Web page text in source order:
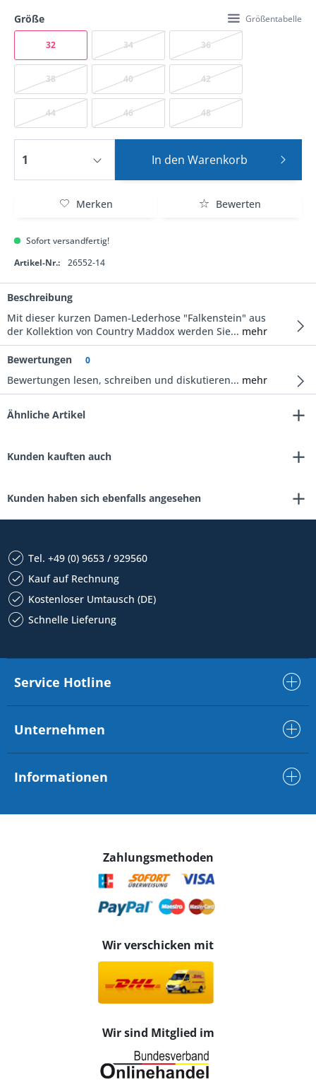
Größe Größentabelle
32 34 36
38 40 42
44 46 48
In den Warenkorb
Merken Bewerten
Sofort versandfertig!
Artikel-Nr.:
26552-14
Beschreibung
Mit dieser kurzen Damen-Lederhose "Falkenstein" aus
der Kollektion von Country Maddox werden Sie... mehr
Bewertungen 0
Bewertungen lesen, schreiben und diskutieren... mehr
Ähnliche Artikel
Kunden kauften auch
Kunden haben sich ebenfalls angesehen
Tel. +49 (0) 9653 / 929560
Kauf auf Rechnung
Kostenloser Umtausch (DE)
Schnelle Lieferung
Service Hotline
Unternehmen
Informationen
Zahlungsmethoden
Wir verschicken mit
Wir sind Mitglied im